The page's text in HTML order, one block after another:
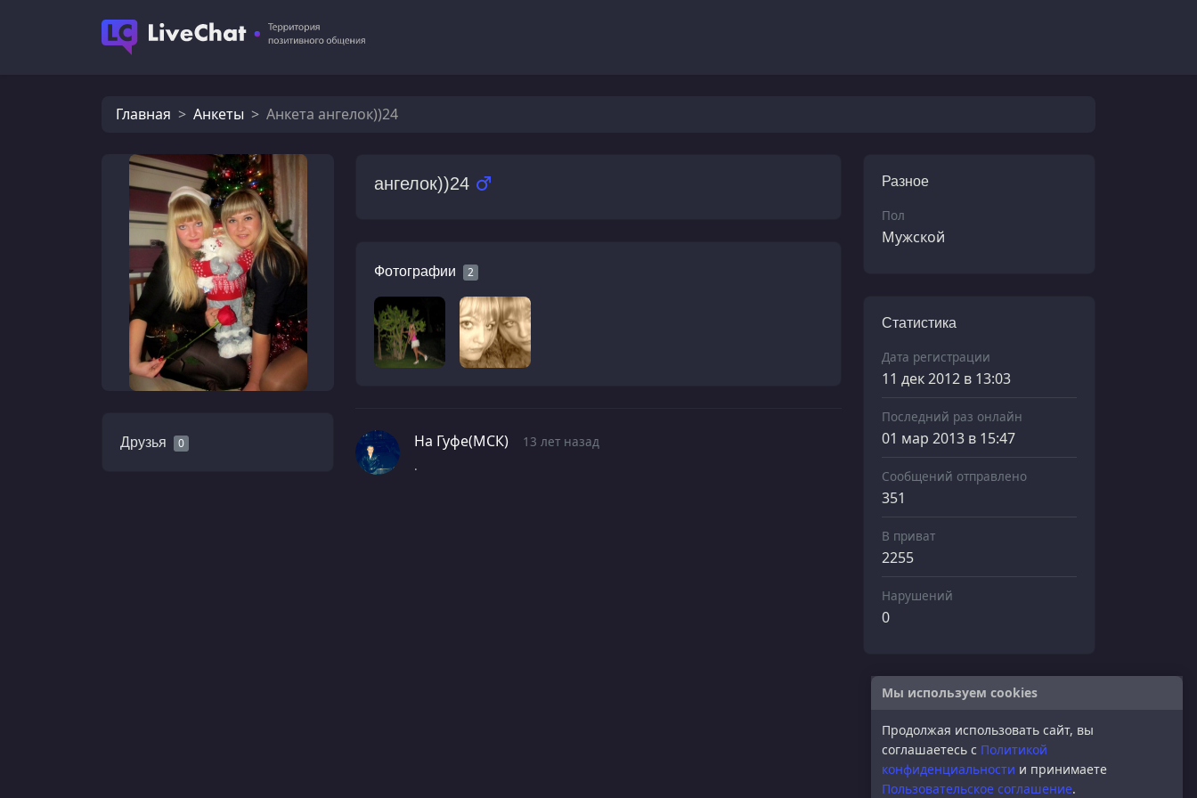
Главная Анкеты Анкета ангелок))24
Друзья 0
ангелок))24
Фотографии 2
На Гуфе(МСК)
13 лет назад
.
Разное
Пол
Мужской
Статистика
Дата регистрации
11 дек 2012 в 13:03
Последний раз онлайн
01 мар 2013 в 15:47
Сообщений отправлено
351
В приват
2255
Нарушений
0
Мы используем cookies
Продолжая использовать сайт, вы
соглашаетесь с Политикой
конфиденциальности и принимаете
Пользовательское соглашение.